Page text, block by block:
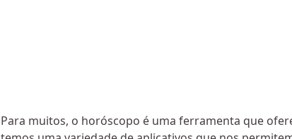
Para muitos, o horóscopo é uma ferramenta que